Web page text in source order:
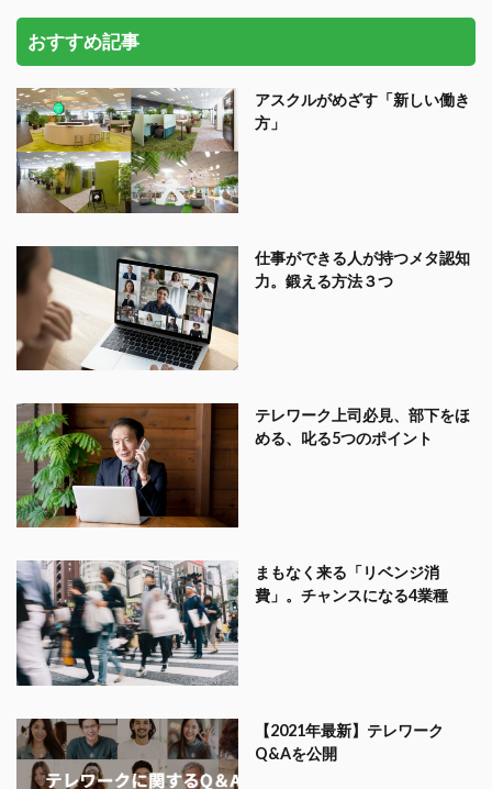
おすすめ記事
アスクルがめざす「新しい働き
方」
仕事ができる人が持つメタ認知
力。鍛える方法３つ
テレワーク上司必見、部下をほ
める、叱る5つのポイント
まもなく来る「リベンジ消
費」。チャンスになる4業種
【2021年最新】テレワーク
Q&Aを公開